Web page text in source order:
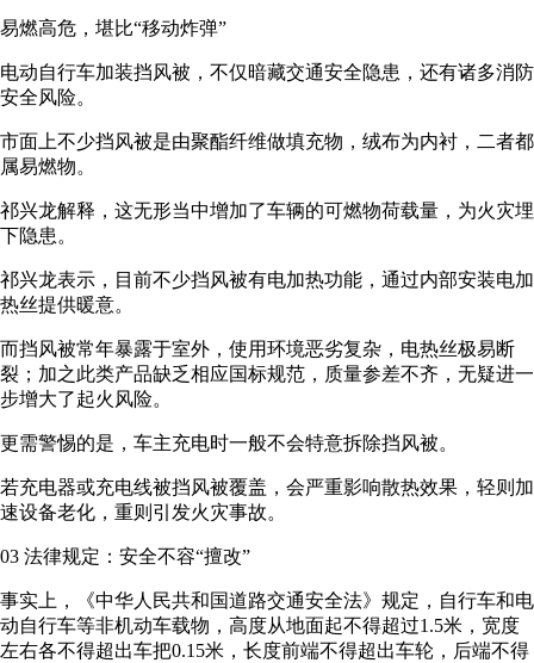
易燃高危，堪比“移动炸弹”
电动自行车加装挡风被，不仅暗藏交通安全隐患，还有诸多消防
安全风险。
市面上不少挡风被是由聚酯纤维做填充物，绒布为内衬，二者都
属易燃物。
祁兴龙解释，这无形当中增加了车辆的可燃物荷载量，为火灾埋
下隐患。
祁兴龙表示，目前不少挡风被有电加热功能，通过内部安装电加
热丝提供暖意。
而挡风被常年暴露于室外，使用环境恶劣复杂，电热丝极易断
裂；加之此类产品缺乏相应国标规范，质量参差不齐，无疑进一
步增大了起火风险。
更需警惕的是，车主充电时一般不会特意拆除挡风被。
若充电器或充电线被挡风被覆盖，会严重影响散热效果，轻则加
速设备老化，重则引发火灾事故。
03 法律规定：安全不容“擅改”
事实上，《中华人民共和国道路交通安全法》规定，自行车和电
动自行车等非机动车载物，高度从地面起不得超过1.5米，宽度
左右各不得超出车把0.15米，长度前端不得超出车轮，后端不得